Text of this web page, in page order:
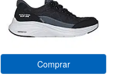
Comprar